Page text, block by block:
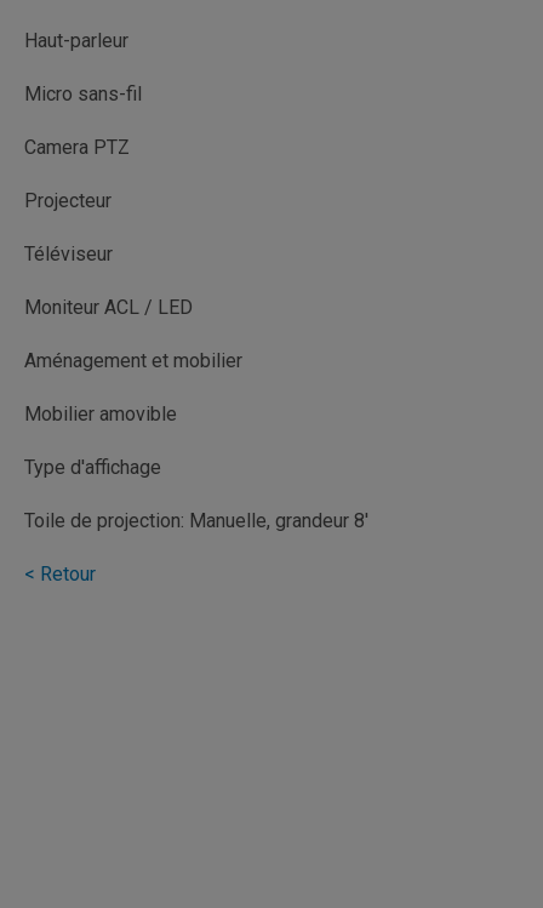
Haut-parleur
Micro sans-fil
Camera PTZ
Projecteur
Téléviseur
Moniteur ACL / LED
Aménagement et mobilier
Mobilier amovible
Type d'affichage
Toile de projection: Manuelle, grandeur 8'
< Retour